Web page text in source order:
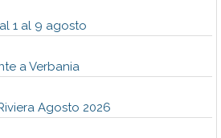
1 al 9 agosto
a Verbania
Agosto 2026